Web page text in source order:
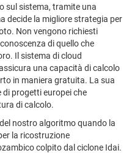
sul sistema, tramite una
decide la migliore strategia per
Non vengono richiesti
di quello che
Il sistema di cloud
una capacità di calcolo
in maniera gratuita. La sua
progetti europei che
di calcolo.
nostro algoritmo quando la
la ricostruzione
colpito dal ciclone Idai.